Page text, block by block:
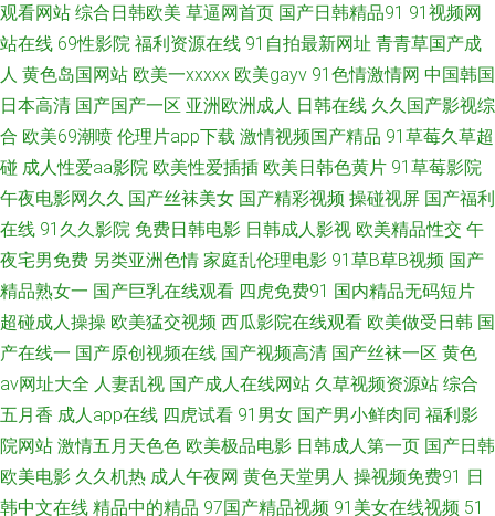
锋欧美爱情 大香蕉亚洲 一级片秋霞黄色网 国产91日本精品 51视频在线观看
国产91视频网 91极品福利 欧美精品网页 91n在线网页免费 国产第五区 婷婷
超碰91 福利网址 婷婷色免费福利导航 豆花视频成人社区入口 色妞干网免费
视频网站 大香蕉论坛 色精品国产 91社区色情网站 久久精美视频 91秀秀 青
草激情网 91视频播放精品 九一传媒影视传媒 伊人大久久AV 91福利微拍导航
久久中文字幕懂色网 91shiping在线 成人春色影视在线 香蕉色导航 操精品大
姐 熟妇人妻精品一区二区 大香蕉伊重 91Av福利入口 69国产精品久久 91人
妻黑丝观看 日本男人天堂网 波多野洁依无码 少妇肏屄视频 AV韩片 青娱乐论
坛视频 91探花国产综合在线 伊人焦久伦理在线 国产91丝袜 色色日b电影天
堂 91视频人人做97 91视频在线观看网址 色色啪啪91 97亚州色图 日韩人妻
观看网站 综合日韩欧美 草逼网首页 国产日韩精品91 91视频网
站在线 69性影院 福利资源在线 91自拍最新网址 青青草国产成
人 黄色岛国网站 欧美一xxxxx 欧美gayv 91色情激情网 中国韩国
日本高清 国产国产一区 亚洲欧洲成人 日韩在线 久久国产影视综
合 欧美69潮喷 伦理片app下载 激情视频国产精品 91草莓久草超
碰 成人性爱aa影院 欧美性爱插插 欧美日韩色黄片 91草莓影院
午夜电影网久久 国产丝袜美女 国产精彩视频 操碰视屏 国产福利
在线 91久久影院 免费日韩电影 日韩成人影视 欧美精品性交 午
夜宅男免费 另类亚洲色情 家庭乱伦理电影 91草B草B视频 国产
精品熟女一 国产巨乳在线观看 四虎免费91 国内精品无码短片
超碰成人操操 欧美猛交视频 西瓜影院在线观看 欧美做受日韩 国
产在线一 国产原创视频在线 国产视频高清 国产丝袜一区 黄色
av网址大全 人妻乱视 国产成人在线网站 久草视频资源站 综合
五月香 成人app在线 四虎试看 91男女 国产男小鲜肉同 福利影
院网站 激情五月天色色 欧美极品电影 日韩成人第一页 国产日韩
欧美电影 久久机热 成人午夜网 黄色天堂男人 操视频免费91 日
韩中文在线 精品中的精品 97国产精品视频 91美女在线视频 51